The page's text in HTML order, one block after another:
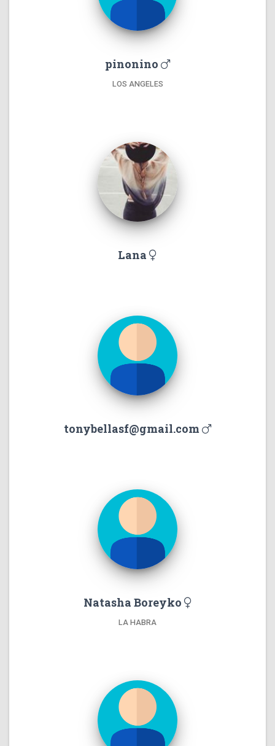
pinonino
LOS ANGELES
Lana
tonybellasf@gmail.com
Natasha Boreyko
LA HABRA